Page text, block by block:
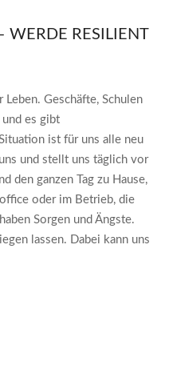
WERDE RESILIENT
Geschäfte, Schulen
und es gibt
ist für uns alle neu
und stellt uns täglich vor
den ganzen Tag zu Hause,
oder im Betrieb, die
Sorgen und Ängste.
lassen. Dabei kann uns